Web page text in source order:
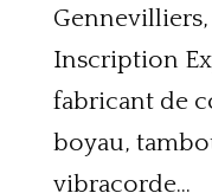
Inscription
fabricant de
boyau,
vibracorde...